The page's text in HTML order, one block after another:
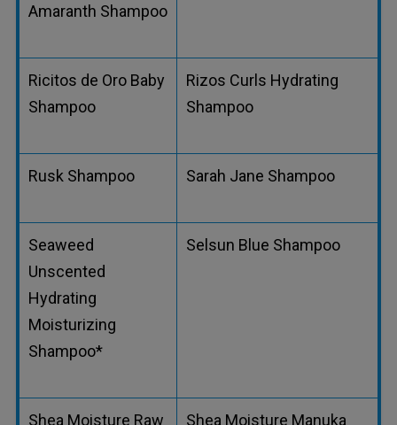
Amaranth Shampoo
Ricitos de Oro Baby
Shampoo
Rizos Curls Hydrating
Shampoo
Rusk Shampoo Sarah Jane Shampoo
Seaweed
Unscented
Hydrating
Moisturizing
Shampoo*
Selsun Blue Shampoo
Shea Moisture Raw Shea Moisture Manuka